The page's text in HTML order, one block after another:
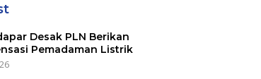
Desak PLN Berikan
Pemadaman Listrik